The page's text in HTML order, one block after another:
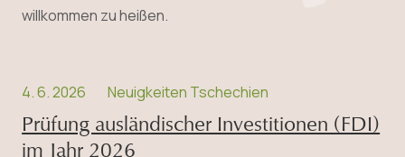
willkommen zu heißen.
4. 6. 2026 Neuigkeiten Tschechien
Prüfung ausländischer Investitionen (FDI)
im Jahr 2026